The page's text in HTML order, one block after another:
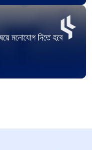
মনোযোগ দিতে হবে